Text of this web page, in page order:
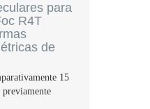
para
R4T
de
15
previamente